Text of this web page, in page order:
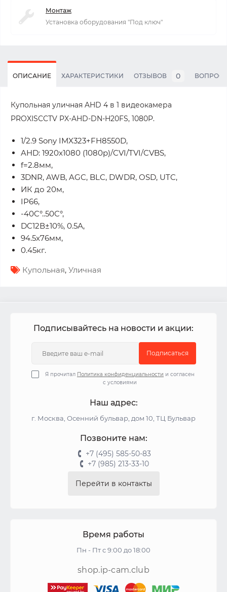
Монтаж
Установка оборудования "Под ключ"
ОПИСАНИЕ ХАРАКТЕРИСТИКИ ОТЗЫВОВ 0
Купольная уличная AHD 4 в 1 видеокамера
PROXISCCTV PX-AHD-DN-H20FS, 1080P.
1/2.9 Sony IMX323+FH8550D,
AHD: 1920x1080 (1080p)/CVI/TVI/CVBS,
f=2.8мм,
3DNR, AWB, AGC, BLC, DWDR, OSD, UTC,
ИК до 20м,
IP66,
-40C°..50C°,
DC12В±10%, 0.5А,
94.5x76мм,
0.45кг.
Купольная, Уличная
Подписывайтесь на новости и акции:
Подписаться
Я прочитал Политика конфиденциальности и согласен
с условиями
Наш адрес:
г. Москва, Осенний бульвар, дом 10, ТЦ Бульвар
Позвоните нам:
+7 (495) 585-50-83
+7 (985) 213-33-10
Перейти в контакты
Время работы
Пн - Пт с 9:00 до 18:00
shop.ip-cam.club